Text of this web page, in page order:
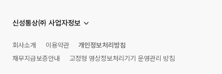
신성통상㈜ 사업자정보
회사소개 이용약관
개인정보처리방침
채무지급보증안내
고정형 영상정보처리기기 운영관리 방침